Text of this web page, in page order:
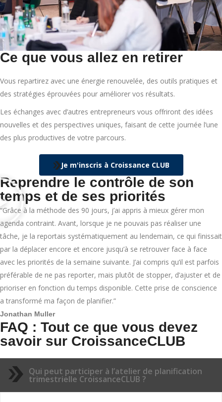
Ce que vous allez en retirer
Vous repartirez avec une énergie renouvelée, des outils pratiques et
des stratégies éprouvées pour améliorer vos résultats.
Les échanges avec d’autres entrepreneurs vous offriront des idées
nouvelles et des perspectives uniques, faisant de cette journée l’une
des plus productives de votre parcours.
Je m'inscris à Croissance CLUB
Reprendre le contrôle de son
temps et de ses priorités
“Grâce à la méthode des 90 jours, j’ai appris à mieux gérer mon
agenda contraint. Avant, lorsque je ne pouvais pas réaliser une
tâche, je la reportais systématiquement au lendemain, ce qui finissait
par la déplacer encore et encore jusqu’à se retrouver face à face
avec les priorités de la semaine suivante. J’ai compris qu’il est parfois
préférable de ne pas reporter, mais plutôt de stopper, d’ajuster et de
prioriser en fonction du temps disponible. Cette prise de conscience
a transformé ma façon de planifier.”
Jonathan Muller
FAQ : Tout ce que vous devez
savoir sur CroissanceCLUB
Qui peut participer à l’atelier de planification
trimestrielle CroissanceCLUB ?